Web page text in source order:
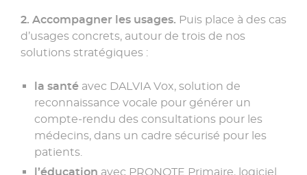
2. Accompagner les usages. Puis place à des cas
d’usages concrets, autour de trois de nos
solutions stratégiques :
la santé avec DALVIA Vox, solution de
reconnaissance vocale pour générer un
compte-rendu des consultations pour les
médecins, dans un cadre sécurisé pour les
patients.
l’éducation avec PRONOTE Primaire, logiciel